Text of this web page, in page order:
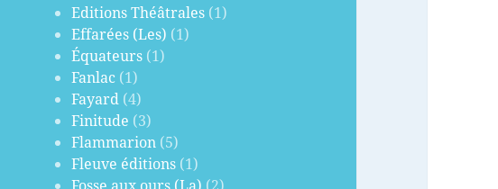
Editions Théâtrales (1)
Effarées (Les) (1)
Équateurs (1)
Fanlac (1)
Fayard (4)
Finitude (3)
Flammarion (5)
Fleuve éditions (1)